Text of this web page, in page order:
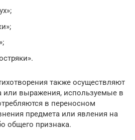
также осуществляют
или выражения, используемые в
в переносном
предмета или явления на
общего признака.